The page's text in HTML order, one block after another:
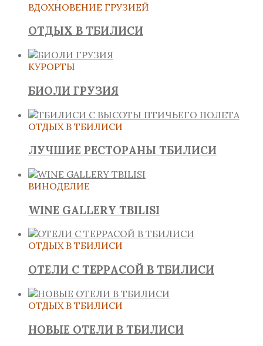
ВДОХНОВЕНИЕ ГРУЗИЕЙ
ОТДЫХ В ТБИЛИСИ
КУРОРТЫ
БИОЛИ ГРУЗИЯ
ОТДЫХ В ТБИЛИСИ
ЛУЧШИЕ РЕСТОРАНЫ ТБИЛИСИ
ВИНОДЕЛИЕ
WINE GALLERY TBILISI
ОТДЫХ В ТБИЛИСИ
ОТЕЛИ С ТЕРРАСОЙ В ТБИЛИСИ
ОТДЫХ В ТБИЛИСИ
НОВЫЕ ОТЕЛИ В ТБИЛИСИ